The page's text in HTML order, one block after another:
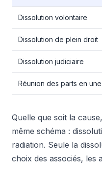
Dissolution volontaire
Dissolution de plein droit
Dissolution judiciaire
Réunion des parts en
Quelle que soit la
même schéma :
radiation. Seule la
choix des associés, les